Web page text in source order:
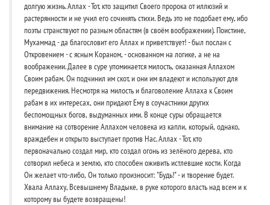
долгую жизнь. Аллах - Тот, кто защитил Своего пророка от иллюзий и
растерянности и не учил его сочинять стихи. Ведь это не подобает ему, ибо
поэты странствуют по разным областям (в своём воображении). Поистине,
Мухаммад - да благословит его Аллах и приветствует! - был послан с
Откровением - с ясным Кораном, - основанном на логике, а не на
воображении. Далее в суре упоминается милость, оказанная Аллахом
Своим рабам. Он подчинил им скот, и они им владеют и используют для
передвижения. Несмотря на милость и благоволение Аллаха к Своим
рабам в их интересах, они придают Ему в соучастники других
беспомощных богов, выдуманных ими. В конце суры обращается
внимание на сотворение Аллахом человека из капли, который, однако,
враждебен и открыто выступает против Нас. Аллах - Тот, кто
первоначально создал мир, кто создал огонь из зелёного дерева, кто
сотворил небеса и землю, кто способен оживить истлевшие кости. Когда
Он желает что-либо, Он только произносит: "Будь!" - и творение будет.
Хвала Аллаху, Всевышнему Владыке, в руке которого власть над всем и к
которому вы будете возвращены!